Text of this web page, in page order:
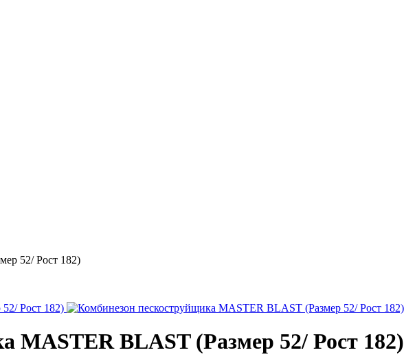
52/ Рост 182)
MASTER BLAST (Размер 52/ Рост 182)